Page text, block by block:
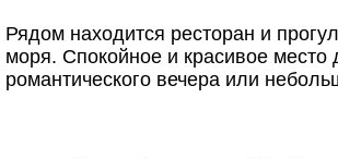
Рядом находится ресторан и
моря. Спокойное и красивое место
романтического вечера или